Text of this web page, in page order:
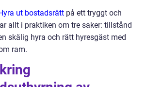
ut bostadsrätt på ett tryggt och
allt i praktiken om tre saker: tillstånd
skälig hyra och rätt hyresgäst med
ram.